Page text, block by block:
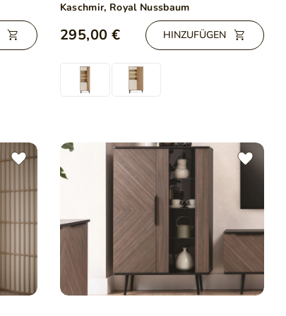
Kaschmir, Royal Nussbaum
295,00 € HINZUFÜGEN